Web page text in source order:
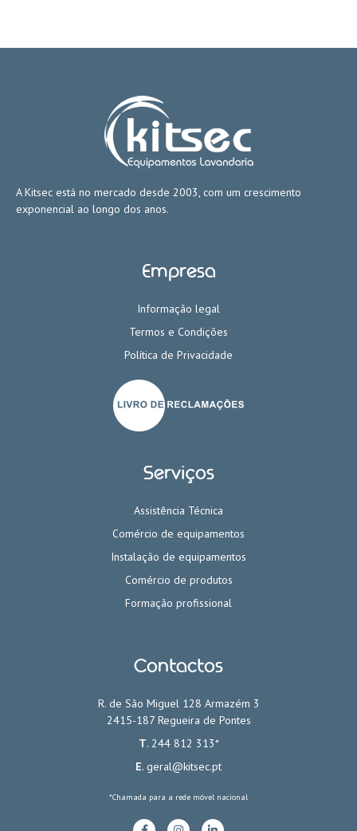
A Kitsec está no mercado desde 2003, com um crescimento
exponencial ao longo dos anos.
Empresa
Informação legal
Termos e Condições
Política de Privacidade
Serviços
Assistência Técnica
Comércio de equipamentos
Instalação de equipamentos
Comércio de produtos
Formação profissional
Contactos
R. de São Miguel 128 Armazém 3
2415-187 Regueira de Pontes
T. 244 812 313*
E. geral@kitsec.pt
*Chamada para a rede móvel nacional